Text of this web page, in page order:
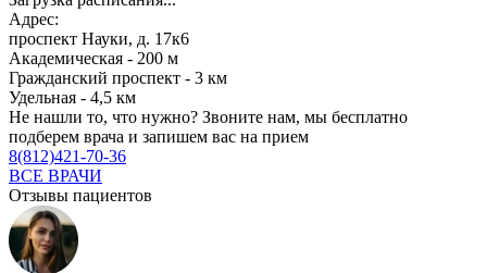
Адрес:
проспект Науки, д. 17к6
Академическая - 200 м
Гражданский проспект - 3 км
Удельная - 4,5 км
Не нашли то, что нужно? Звоните нам, мы бесплатно
подберем врача и запишем вас на прием
8(812)421-70-36
ВСЕ ВРАЧИ
Отзывы пациентов